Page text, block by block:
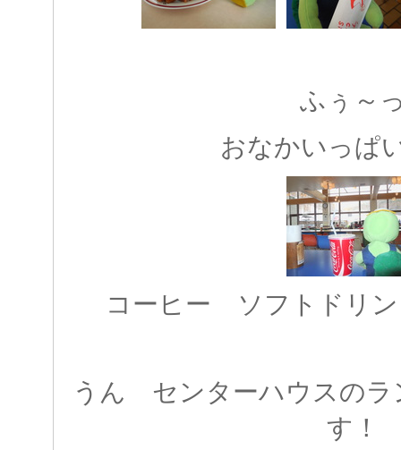
ふぅ～
おなかいっぱ
コーヒー ソフトドリ
うん センターハウスのラ
す！